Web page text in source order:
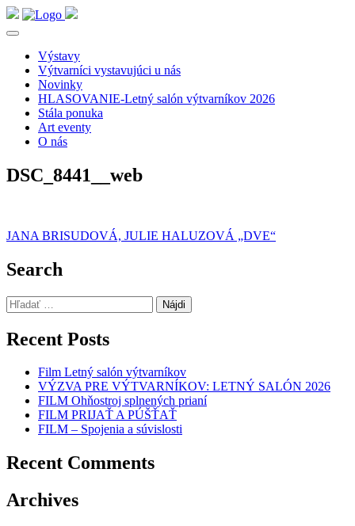
Výstavy
Výtvarníci vystavujúci u nás
Novinky
HLASOVANIE-Letný salón výtvarníkov 2026
Stála ponuka
Art eventy
O nás
DSC_8441__web
Navigácia
v
článku
JANA BRISUDOVÁ, JULIE HALUZOVÁ „DVE“
Search
Hľadať:
Recent Posts
Film Letný salón výtvarníkov
VÝZVA PRE VÝTVARNÍKOV: LETNÝ SALÓN 2026
FILM Ohňostroj splnených prianí
FILM PRIJAŤ A PÚŠŤAŤ
FILM – Spojenia a súvislosti
Recent Comments
Archives